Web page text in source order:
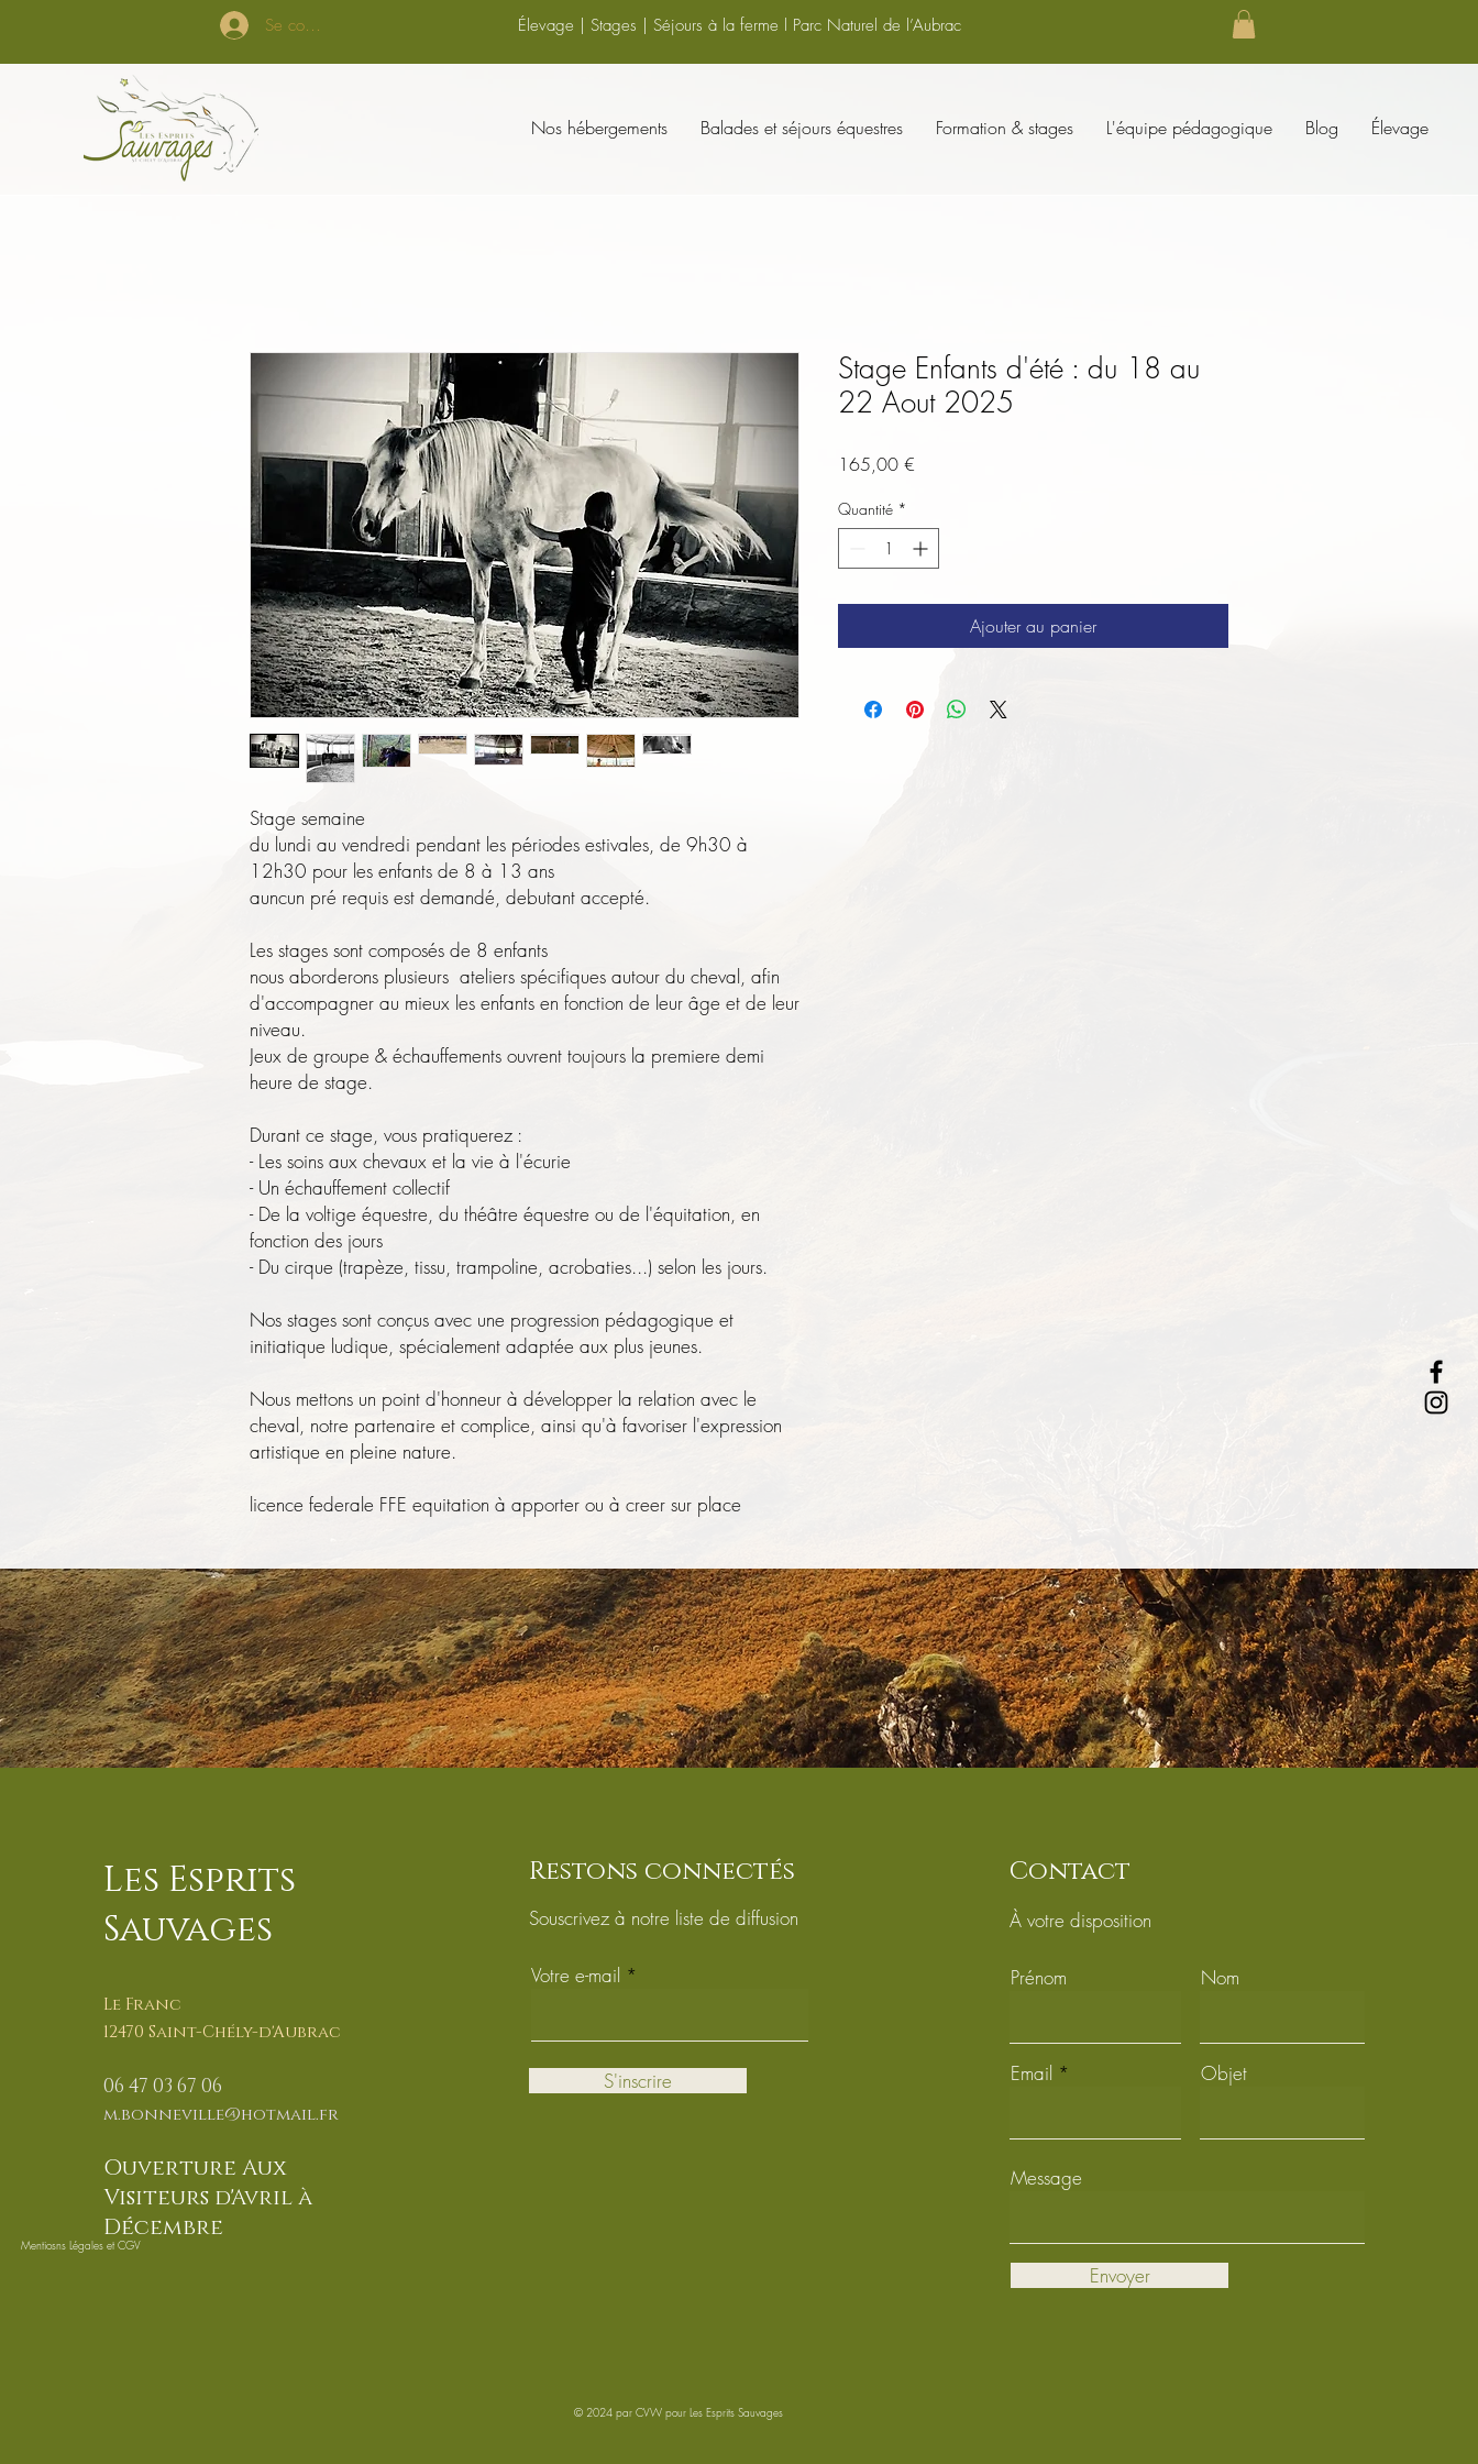
Se connecter Élevage | Stages | Séjours à la ferme l Parc Naturel de l’Aubrac
Nos hébergements Balades et séjours équestres Formation & stages L'équipe pédagogique Blog Élevage
Stage semaine
du lundi au vendredi pendant les périodes estivales, de 9h30 à
12h30 pour les enfants de 8 à 13 ans
auncun pré requis est demandé, debutant accepté.
​Les stages sont composés de 8 enfants
nous aborderons plusieurs ateliers spécifiques autour du cheval, afin
d'accompagner au mieux les enfants en fonction de leur âge et de leur
niveau.
Jeux de groupe & échauffements ouvrent toujours la premiere demi
heure de stage.
Durant ce stage, vous pratiquerez :
- Les soins aux chevaux et la vie à l'écurie
- Un échauffement collectif
- De la voltige équestre, du théâtre équestre ou de l'équitation, en
fonction des jours
- Du cirque (trapèze, tissu, trampoline, acrobaties...) selon les jours.
Nos stages sont conçus avec une progression pédagogique et
initiatique ludique, spécialement adaptée aux plus jeunes.
Nous mettons un point d'honneur à développer la relation avec le
cheval, notre partenaire et complice, ainsi qu'à favoriser l'expression
artistique en pleine nature.
licence federale FFE equitation à apporter ou à creer sur place
Stage Enfants d'été : du 18 au
22 Aout 2025
165,00 €
Quantité *
Ajouter au panier
Les Esprits
Sauvages
Le Franc
12470 Saint-Chély-d'Aubrac
06 47 03 67 06
m.bonneville@hotmail.fr
Ouverture Aux
Visiteurs d'Avril à
Décembre
Restons connectés
Souscrivez à notre liste de diffusion
Votre e-mail
S'inscrire
© 2024 par CVWpour Les Esprits Sauvages
Contact
À votre disposition
Prénom Nom
Email Objet
Message
Envoyer
Mentiosns Légales et CGV